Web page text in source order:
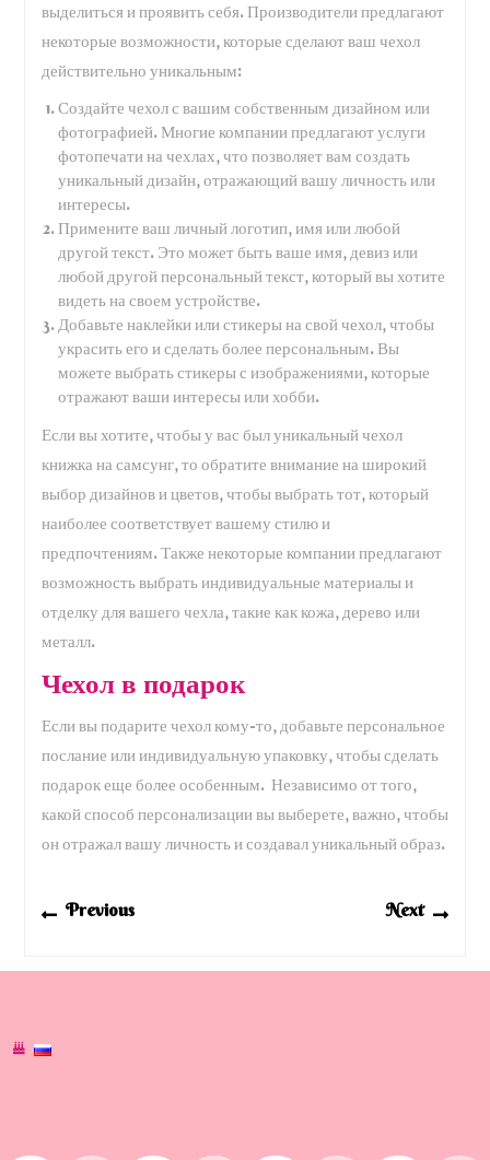
выделиться и проявить себя. Производители предлагают
некоторые возможности, которые сделают ваш чехол
действительно уникальным:
Создайте чехол с вашим собственным дизайном или
фотографией. Многие компании предлагают услуги
фотопечати на чехлах, что позволяет вам создать
уникальный дизайн, отражающий вашу личность или
интересы.
Примените ваш личный логотип, имя или любой
другой текст. Это может быть ваше имя, девиз или
любой другой персональный текст, который вы хотите
видеть на своем устройстве.
Добавьте наклейки или стикеры на свой чехол, чтобы
украсить его и сделать более персональным. Вы
можете выбрать стикеры с изображениями, которые
отражают ваши интересы или хобби.
Если вы хотите, чтобы у вас был уникальный чехол
книжка на самсунг, то обратите внимание на широкий
выбор дизайнов и цветов, чтобы выбрать тот, который
наиболее соответствует вашему стилю и
предпочтениям. Также некоторые компании предлагают
возможность выбрать индивидуальные материалы и
отделку для вашего чехла, такие как кожа, дерево или
металл.
Чехол в подарок
Если вы подарите чехол кому-то, добавьте персональное
послание или индивидуальную упаковку, чтобы сделать
подарок еще более особенным. Независимо от того,
какой способ персонализации вы выберете, важно, чтобы
он отражал вашу личность и создавал уникальный образ.
Навигация
по
PreviousPrevious
Next